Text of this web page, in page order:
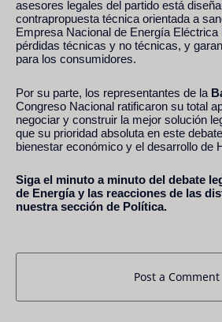
asesores legales del partido está
contrapropuesta técnica orientada a
Empresa Nacional de Energía
pérdidas técnicas y no técnicas, y
para los consumidores.
Por su parte, los representantes de la
Congreso Nacional ratificaron su total
negociar y construir la mejor solución
que su prioridad absoluta en este
bienestar económico y el desarrollo de
Siga el minuto a minuto del debate
de Energía y las reacciones de las
nuestra sección de Política.
Post a Comment